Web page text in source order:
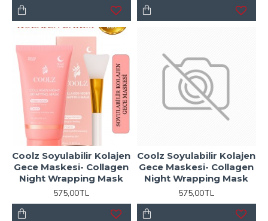
Coolz Soyulabilir Kolajen
Gece Maskesi- Collagen
Night Wrapping Mask
575,00TL
Coolz Soyulabilir Kolajen
Gece Maskesi- Collagen
Night Wrapping Mask
575,00TL